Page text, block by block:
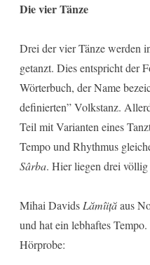
Die vier Tänze
Drei der vier Tänze werden
getanzt. Dies entspricht der
Wörterbuch, der Name
definierten” Volkstanz.
Teil mit Varianten eines
Tempo und Rhythmus
Sârba. Hier liegen drei
Mihai DavidsLămîițăaus
und hat ein lebhaftes
Hörprobe: